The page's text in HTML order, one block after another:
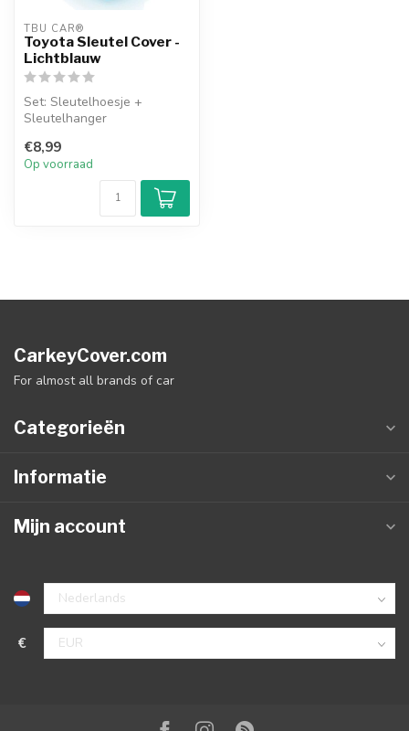
TBU CAR®
Toyota Sleutel Cover -
Lichtblauw
Set: Sleutelhoesje +
Sleutelhanger
€8,99
Op voorraad
CarkeyCover.com
For almost all brands of car
Categorieën
Informatie
Mijn account
€